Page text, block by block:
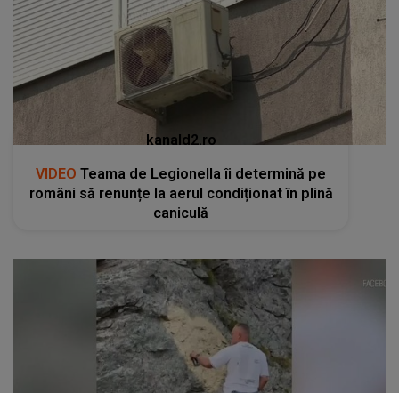
kanald2.ro
VIDEO Teama de Legionella îi determină pe
români să renunțe la aerul condiționat în plină
caniculă